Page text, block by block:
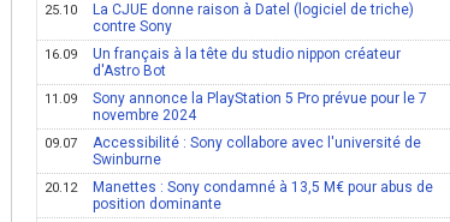
25.10
La CJUE donne raison à Datel (logiciel de triche)
contre Sony
16.09
Un français à la tête du studio nippon créateur
d'Astro Bot
11.09
Sony annonce la PlayStation 5 Pro prévue pour le 7
novembre 2024
09.07
Accessibilité : Sony collabore avec l'université de
Swinburne
20.12
Manettes : Sony condamné à 13,5 M€ pour abus de
position dominante